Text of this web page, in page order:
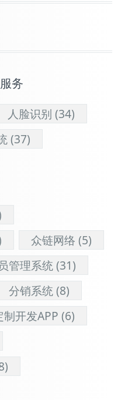
务
人脸识别 (34)
(37)
众链网络 (5)
管理系统(31)
分销系统(8)
制开发APP (6)